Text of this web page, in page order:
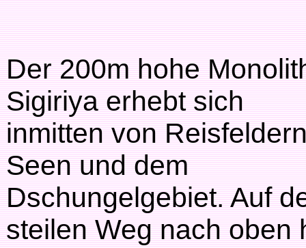
Der 200m hohe
Sigiriya erhebt sich
inmitten von
Seen und dem
Dschungelgebiet. Auf
steilen Weg nach oben